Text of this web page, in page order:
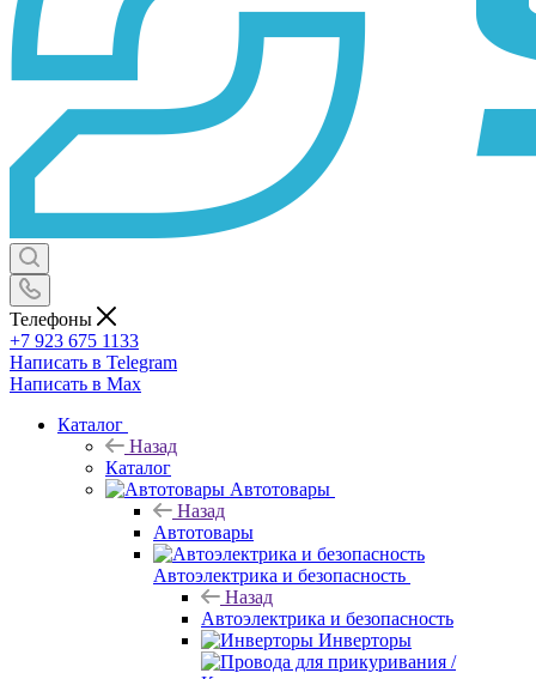
Телефоны
+7 923 675 1133
Написать в Telegram
Написать в Max
Каталог
Назад
Каталог
Автотовары
Назад
Автотовары
Автоэлектрика и безопасность
Назад
Автоэлектрика и безопасность
Инверторы